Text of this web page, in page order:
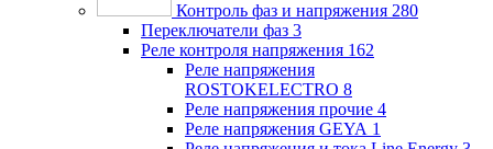
Контроль фаз и напряжения 280
Переключатели фаз 3
Реле контроля напряжения 162
Реле напряжения
ROSTOKELECTRO 8
Реле напряжения прочие 4
Реле напряжения GEYA 1